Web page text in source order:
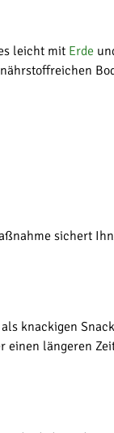
leicht mit Erde
sichert
knackigen
einen längeren